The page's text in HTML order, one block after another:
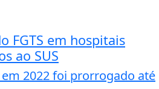
FGTS em hospitais
ao SUS
2022 foi prorrogado até